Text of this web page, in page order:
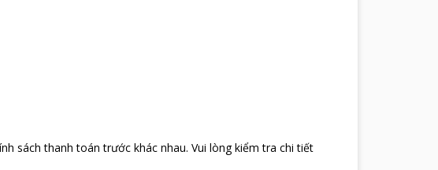
sách thanh toán trước khác nhau. Vui lòng kiểm tra chi tiết